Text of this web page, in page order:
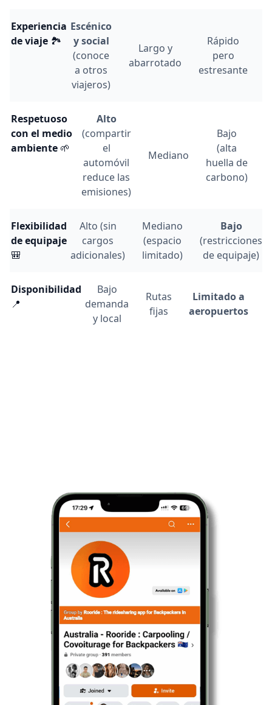
Experiencia
de viaje 🏞
Escénico
y social
(conoce
a otros
viajeros)
Largo y
abarrotado
Rápido
pero
estresante
Respetuoso
con el medio
ambiente 🌱
Alto
(compartir
el
automóvil
reduce las
emisiones)
Mediano
Bajo
(alta
huella de
carbono)
Flexibilidad
de equipaje
🎒
Alto (sin
cargos
adicionales)
Mediano
(espacio
limitado)
Bajo
(restricciones
de equipaje)
Disponibilidad
📍
Bajo
demanda
y local
Rutas
fijas
Limitado a
aeropuertos